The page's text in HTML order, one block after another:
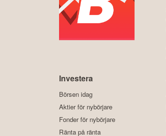
Investera
Börsen idag
Aktier för nybörjare
Fonder för nybörjare
Ränta på ränta